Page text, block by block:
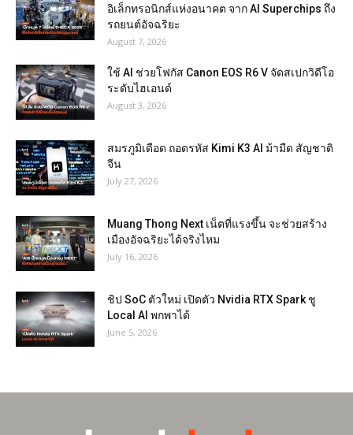
อิเล็กทรอนิกส์แห่งอนาคต จาก AI Superchips ถึง
รถยนต์อัจฉริยะ
August 7, 2026
ใช้ AI ช่วยโฟกัส Canon EOS R6 V จัดสเปกวิดีโอ
ระดับไฮเอนด์
August 3, 2026
สมรภูมิเดือด ถอดรหัส Kimi K3 AI ม้ามืด สัญชาติ
จีน
July 27, 2026
Muang Thong Next เน็ตที่แรงขึ้น จะช่วยสร้าง
เมืองอัจฉริยะได้จริงไหม
July 16, 2026
ชิป SoC ตัวใหม่ เปิดตัว Nvidia RTX Spark ชู
Local AI พกพาได้
June 5, 2026